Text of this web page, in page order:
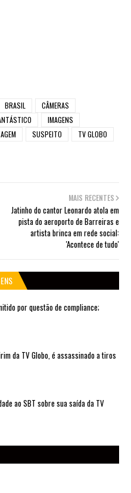
BRASIL
CÂMERAS
IMAGENS
SUSPEITO TV GLOBO
MAIS RECENTES
Jatinho do cantor Leonardo atola em
pista do aeroporto de Barreiras e
artista brinca em rede social:
'Acontece de tudo'
por questão de compliance;
da TV Globo, é assassinado a tiros
ao SBT sobre sua saída da TV